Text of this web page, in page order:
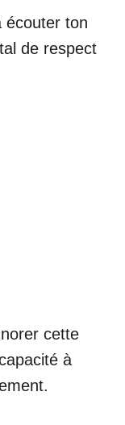
écouter ton
de respect
cette
à